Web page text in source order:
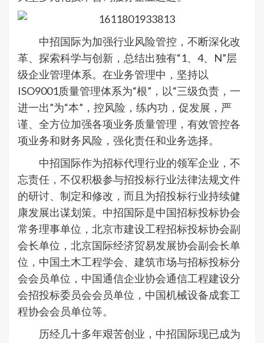
中招国际为加强行业风险管控，不断深化改
革、探索科学与创新，总结出独有“1、4、N”层
级企业管理体系。在业务管理中，坚持以
ISO9001质量管理体系为“根”，以“三级负责，一
进一出”为“本”，控风险，练内功，促发展，严
谨、全方位加强各项业务质量管理，有效管控各
项业务和财务风险，强化责任和业务选择。
中招国际作为招标代理行业的领军企业，不
忘责任，不仅积极参与招投标行业法律法规文件
的研讨、制定和修改，而且为招投标行业持续健
康发展出谋划策。中招国际是中国招标投标协会
常务理事单位，北京市建设工程招标投标协会副
会长单位，北京国际经济贸易发展协会副会长单
位，中国土木工程学会、建筑市场与招标投标分
会会员单位，中国通信企业协会通信工程建设分
会招投标委员会会员单位，中国机械设备成套工
程协会会员单位等。
历经几十多年艰苦创业，中招国际现已成为